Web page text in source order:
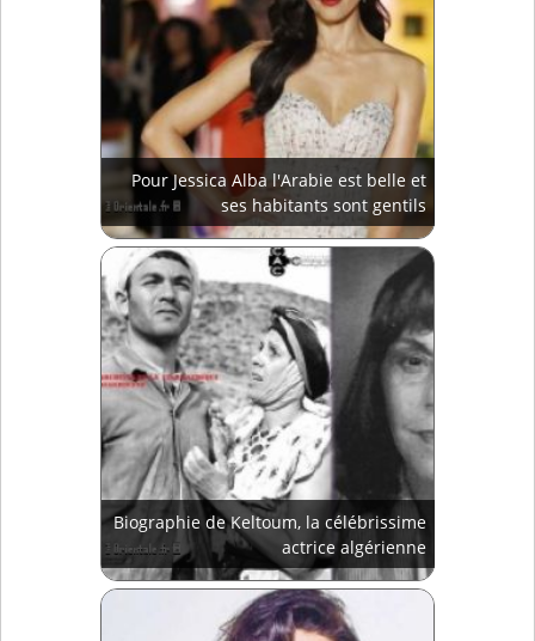
Pour Jessica Alba l'Arabie est belle et
ses habitants sont gentils
Biographie de Keltoum, la célébrissime
actrice algérienne